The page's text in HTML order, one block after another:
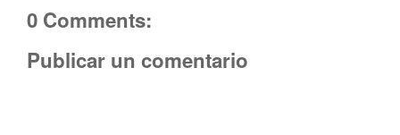
0 Comments:
Publicar un comentario